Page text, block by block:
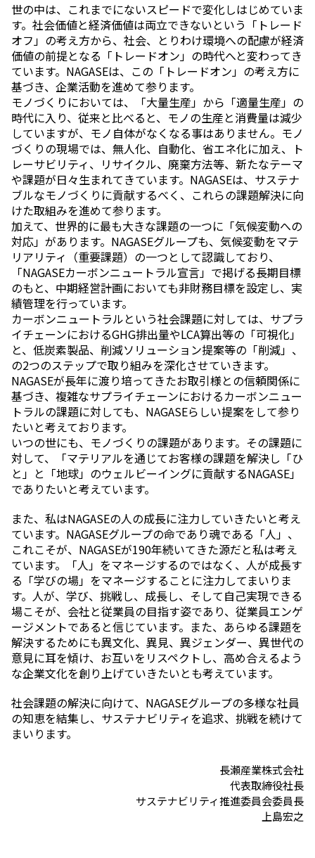
2022年
2021年
2020年
2019年
2018年
2017年
2016年
2015年
2014年
事業案内
機能化学品事業部
スペシャリティケミカル事業部
ポリマーグローバルアカウント事業部
エレクトロニクス事業部
先進機能材料事業部
モビリティソリューションズ事業部
ライフ＆ヘルスケア製品事業部
ナガセバイオイノベーションセンター
ナガセアプリケーションワークショップ
未来共創室
NAGASEバイオテック室
IR（投資家情報）
IRニュース：2026年
IRライブラリー
個人株主・投資家の皆様へ
株主・株式情報
財務情報
サステナビリティ
NAGASEグループのサステナビリティ
トップメッセージ
統合報告書
環境
社会
ガバナンス
サステナビリティデータ集
社会貢献活動
アスリート支援
外部評価とイニシアチブ
各種対照表
サステナビリティサイトについて
世の中は、これまでにないスピードで変化しはじめていま
す。社会価値と経済価値は両立できないという「トレード
オフ」の考え方から、社会、とりわけ環境への配慮が経済
価値の前提となる「トレードオン」の時代へと変わってき
ています。NAGASEは、この「トレードオン」の考え方に
基づき、企業活動を進めて参ります。
モノづくりにおいては、「大量生産」から「適量生産」の
時代に入り、従来と比べると、モノの生産と消費量は減少
していますが、モノ自体がなくなる事はありません。モノ
づくりの現場では、無人化、自動化、省エネ化に加え、ト
レーサビリティ、リサイクル、廃棄方法等、新たなテーマ
や課題が日々生まれてきています。NAGASEは、サステナ
ブルなモノづくりに貢献するべく、これらの課題解決に向
けた取組みを進めて参ります。
加えて、世界的に最も大きな課題の一つに「気候変動への
対応」があります。NAGASEグループも、気候変動をマテ
リアリティ（重要課題）の一つとして認識しており、
「NAGASEカーボンニュートラル宣言」で掲げる長期目標
のもと、中期経営計画においても非財務目標を設定し、実
績管理を行っています。
カーボンニュートラルという社会課題に対しては、サプラ
イチェーンにおけるGHG排出量やLCA算出等の「可視化」
と、低炭素製品、削減ソリューション提案等の「削減」、
の2つのステップで取り組みを深化させていきます。
NAGASEが長年に渡り培ってきたお取引様との信頼関係に
基づき、複雑なサプライチェーンにおけるカーボンニュー
トラルの課題に対しても、NAGASEらしい提案をして参り
たいと考えております。
いつの世にも、モノづくりの課題があります。その課題に
対して、「マテリアルを通じてお客様の課題を解決し「ひ
と」と「地球」のウェルビーイングに貢献するNAGASE」
でありたいと考えています。
また、私はNAGASEの人の成長に注力していきたいと考え
ています。NAGASEグループの命であり魂である「人」、
これこそが、NAGASEが190年続いてきた源だと私は考え
ています。「人」をマネージするのではなく、人が成長す
る「学びの場」をマネージすることに注力してまいりま
す。人が、学び、挑戦し、成長し、そして自己実現できる
場こそが、会社と従業員の目指す姿であり、従業員エンゲ
ージメントであると信じています。また、あらゆる課題を
解決するためにも異文化、異見、異ジェンダー、異世代の
意見に耳を傾け、お互いをリスペクトし、高め合えるよう
な企業文化を創り上げていきたいとも考えています。
社会課題の解決に向けて、NAGASEグループの多様な社員
の知恵を結集し、サステナビリティを追求、挑戦を続けて
まいります。
長瀬産業株式会社
代表取締役社長
サステナビリティ推進委員会委員長
上島宏之